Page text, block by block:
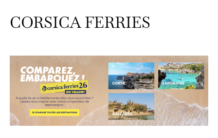
CORSICA FERRIES